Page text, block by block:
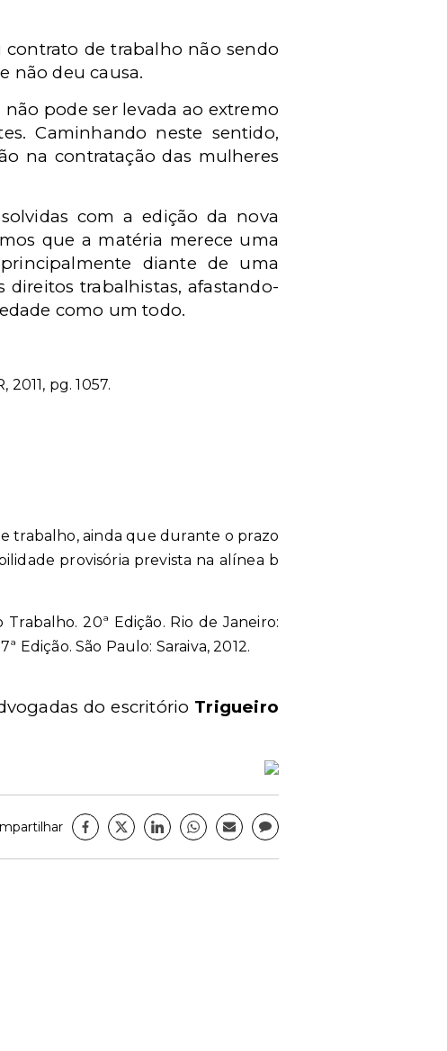
contrato de trabalho não sendo
não deu causa.
pode ser levada ao extremo
Caminhando neste sentido,
na contratação das mulheres
com a edição da nova
que a matéria merece uma
diante de uma
trabalhistas, afastando-
como um todo.
pg. 1057.
trabalho, ainda que durante o prazo
provisória prevista na alínea b
20ª Edição. Rio de Janeiro:
Edição. São Paulo: Saraiva, 2012.
do escritório Trigueiro